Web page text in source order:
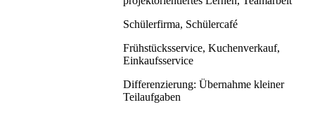
Schülerfirma, Schülercafé
Frühstücksservice, Kuchenverkauf,
Einkaufsservice
Differenzierung: Übernahme kleiner
Teilaufgaben